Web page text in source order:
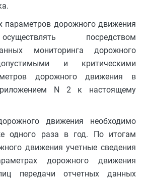
параметров дорожного движения
посредством
мониторинга дорожного
и критическими
дорожного движения в
N 2 к настоящему
движения необходимо
одного раза в год. По итогам
движения учетные сведения
дорожного движения
передачи отчетных данных